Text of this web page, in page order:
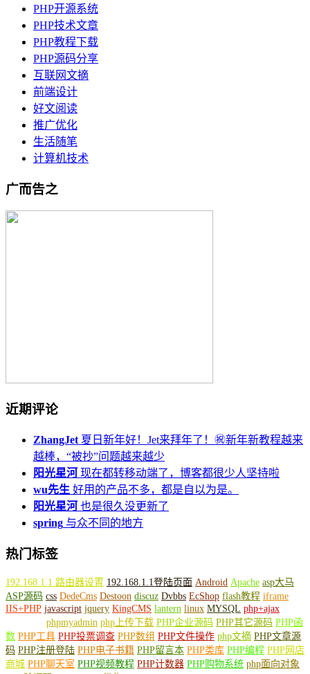
PHP开源系统
PHP技术文章
PHP教程下载
PHP源码分享
互联网文摘
前端设计
好文阅读
推广优化
生活随笔
计算机技术
广而告之
近期评论
ZhangJet 夏日新年好！Jet来拜年了！㊗️新年新教程越来
越棒，“被抄”问题越来越少
阳光星河 现在都转移动端了，博客都很少人坚持啦
wu先生 好用的产品不多，都是自以为是。
阳光星河 也是很久没更新了
spring 与众不同的地方
热门标签
192.168.1.1 路由器设置 192.168.1.1登陆页面 Android Apache asp大马
ASP源码 css DedeCms Destoon discuz Dvbbs EcShop flash教程 iframe
IIS+PHP javascript jquery KingCMS lantern linux MYSQL php+ajax
phpmyadmin php上传下载 PHP企业源码 PHP其它源码 PHP函
数 PHP工具 PHP投票调查 PHP数组 PHP文件操作 php文摘 PHP文章源
码 PHP注册登陆 PHP电子书籍 PHP留言本 PHP类库 PHP编程 PHP网店
商城 PHP聊天室 PHP视频教程 PHP计数器 PHP购物系统 php面向对象